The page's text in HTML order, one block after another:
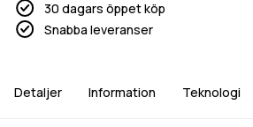
30 dagars öppet köp
Snabba leveranser
Detaljer Information Teknologi